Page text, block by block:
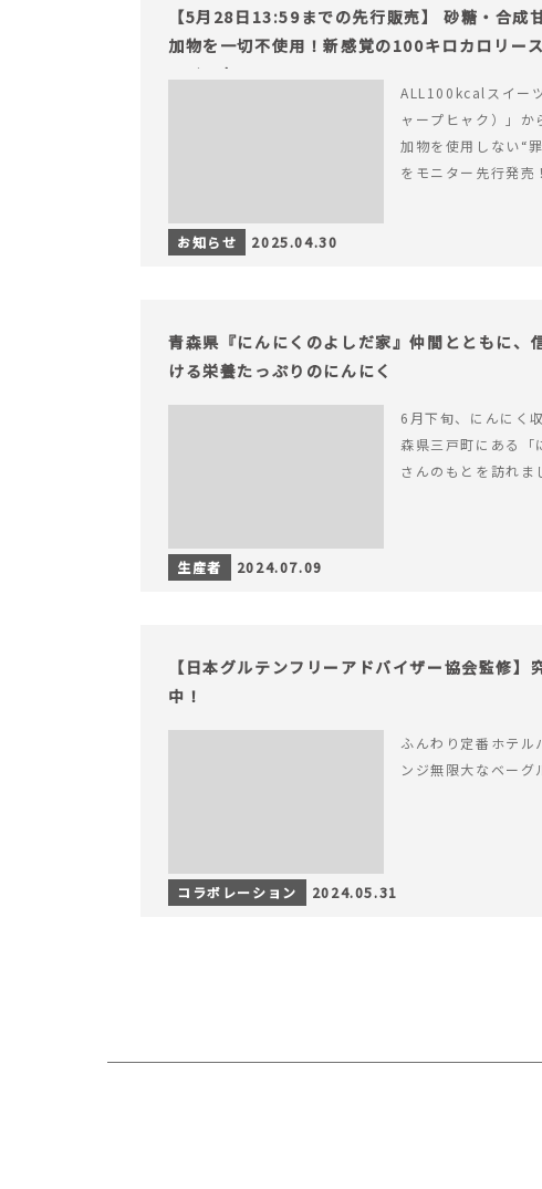
【5月28日13:59までの先行販売】 砂糖・合成
加物を一切不使用！新感覚の100キロカロリー
ライフを。
ALL100kcalスイー
ャープヒャク）」か
加物を使用しない“
をモニター先行発売！
お知らせ 2025.04.30
青森県『にんにくのよしだ家』仲間とともに、
ける栄養たっぷりのにんにく
6月下旬、にんにく
森県三戸町にある「
さんのもとを訪れま
生産者 2024.07.09
【日本グルテンフリーアドバイザー協会監修】
中！
ふんわり定番ホテル
ンジ無限大なベーグ
コラボレーション 2024.05.31